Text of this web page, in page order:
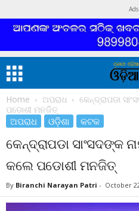
Ads
Home ଅପରାଧ
କେନ୍ଦ୍ରାପଡା
ପଡୋଶୀ ମନଜିତ୍‌
ଅପରାଧ ଓଡ଼ିଶା କଟକ
କେନ୍ଦ୍ରାପଡା ସାଂସଦଙ୍କ
କଲେ ପଡୋଶୀ ମନଜିତ୍‌
By Biranchi Narayan Patri - October